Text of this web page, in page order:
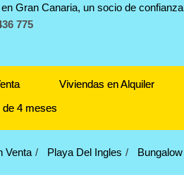
775
Viviendas en Alquiler
4 meses
Venta Playa Del Ingles